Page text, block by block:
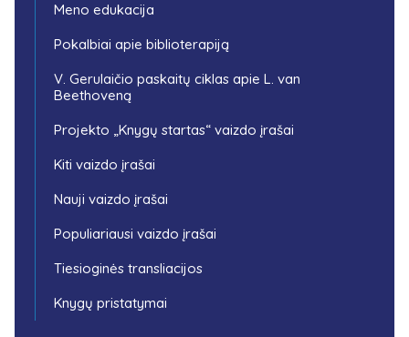
Meno edukacija
Pokalbiai apie biblioterapiją
V. Gerulaičio paskaitų ciklas apie L. van
Beethoveną
Projekto „Knygų startas“ vaizdo įrašai
Kiti vaizdo įrašai
Nauji vaizdo įrašai
Populiariausi vaizdo įrašai
Tiesioginės transliacijos
Knygų pristatymai